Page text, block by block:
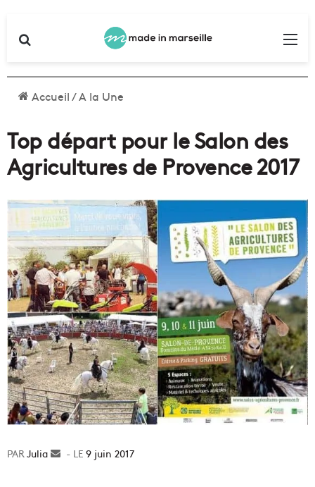
Accueil/A la Une
Top départ pour le Salon des
Agricultures de Provence 2017
Julia
Envoyer9 juin 2017